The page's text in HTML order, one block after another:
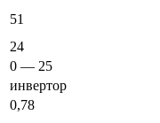
51
24
0 — 25
инвертор
0,78